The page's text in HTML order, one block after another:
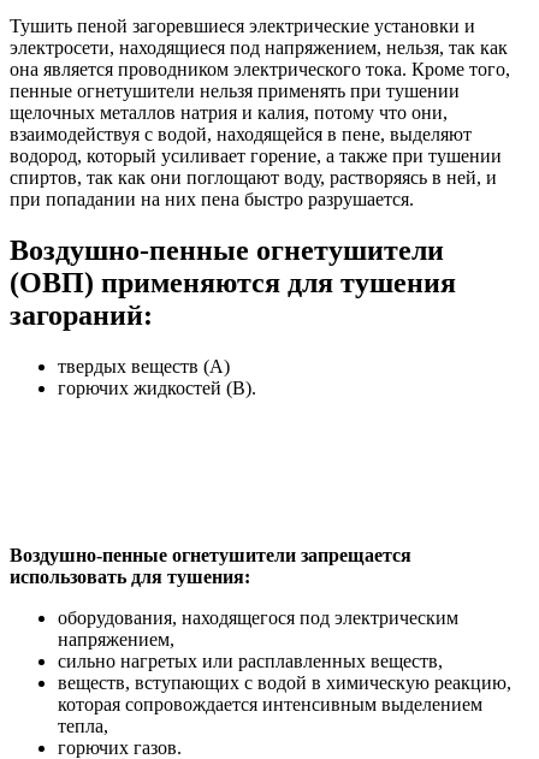
Тушить пеной загоревшиеся электрические установки и
электросети, находящиеся под напряжением, нельзя, так как
она является проводником электрического тока. Кроме того,
пенные огнетушители нельзя применять при тушении
щелочных металлов натрия и калия, потому что они,
взаимодействуя с водой, находящейся в пене, выделяют
водород, который усиливает горение, а также при тушении
спиртов, так как они поглощают воду, растворяясь в ней, и
при попадании на них пена быстро разрушается.
Воздушно-пенные огнетушители
(ОВП) применяются для тушения
загораний:
твердых веществ (А)
горючих жидкостей (В).
Воздушно-пенные огнетушители запрещается
использовать для тушения:
оборудования, находящегося под электрическим
напряжением,
сильно нагретых или расплавленных веществ,
веществ, вступающих с водой в химическую реакцию,
которая сопровождается интенсивным выделением
тепла,
горючих газов.